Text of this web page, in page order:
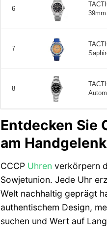
6
7
8
Entdecken Sie
am Handgelenk
CCCP Uhren verkörpern
Sowjetunion. Jede Uhr
Welt nachhaltig geprägt
authentischem Design,
suchen und Wert auf